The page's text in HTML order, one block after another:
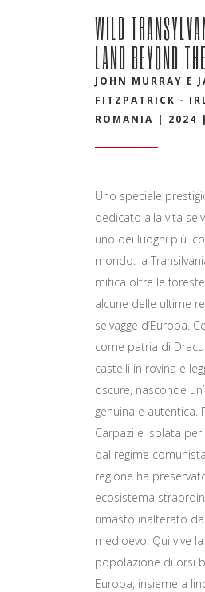
WILD
LAND BEYOND
JOHN MURRAY E
FITZPATRICK -
ROMANIA | 2024
Uno speciale
dedicato alla vita
uno dei luoghi più
mondo: la
mitica oltre le
alcune delle ultime
selvagge d’Europa.
come patria di
castelli in rovina e
oscure, nasconde
genuina e autentica.
Carpazi e isolata per
dal regime
regione ha
ecosistema
rimasto inalterato dal
medioevo. Qui vive
popolazione di orsi
Europa, insieme a